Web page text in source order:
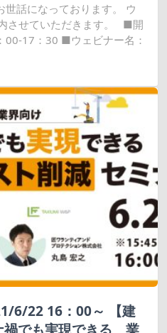
話になっております。 ウ
させていただきます。 ■開
17：30 ■ウェビナー名：
6/22 16：00～ 【建